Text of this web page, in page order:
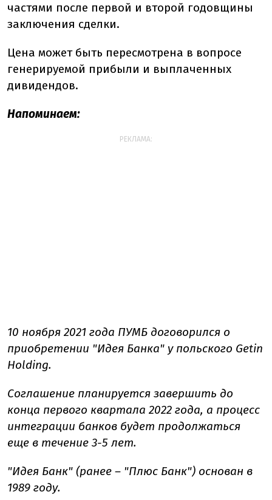
частями после первой и второй годовщины
заключения сделки.
Цена может быть пересмотрена в вопросе
генерируемой прибыли и выплаченных
дивидендов.
Напоминаем:
РЕКЛАМА:
10 ноября 2021 года ПУМБ договорился о
приобретении "Идея Банка" у польского Getin
Holding.
Соглашение планируется завершить до
конца первого квартала 2022 года, а процесс
интеграции банков будет продолжаться
еще в течение 3-5 лет.
"Идея Банк" (ранее – "Плюс Банк") основан в
1989 году.